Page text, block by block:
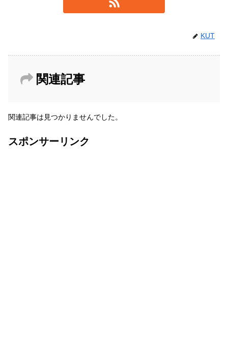
KUT
関連記事
関連記事は見つかりませんでした。
スポンサーリンク